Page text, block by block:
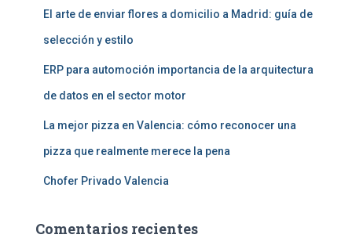
El arte de enviar flores a domicilio a Madrid: guía de
selección y estilo
ERP para automoción importancia de la arquitectura
de datos en el sector motor
La mejor pizza en Valencia: cómo reconocer una
pizza que realmente merece la pena
Chofer Privado Valencia
Comentarios recientes